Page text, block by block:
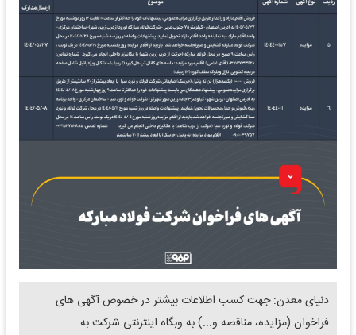
دنیای معدن: جهت کسب اطلاعات بیشتر در خصوص آگهی های
فراخوان (مزایده، مناقصه و...) به وبگاه اینترنتی شرکت به